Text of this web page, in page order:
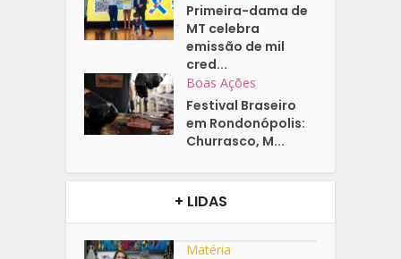
Primeira-dama de
MT celebra
emissão de mil
cred...
Boas Ações
Festival Braseiro
em Rondonópolis:
Churrasco, M...
+ LIDAS
Matéria